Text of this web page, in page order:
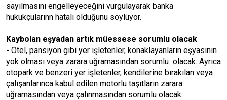
sayılmasını engelleyeceğini vurgulayarak banka
hukukçularınn hatalı olduğunu söylüyor.
Kaybolan eşyadan artık müessese sorumlu olacak
- Otel, pansiyon gibi yer işletenler, konaklayanların eşyasının
yok olması veya zarara uğramasından sorumlu olacak. Ayrıca
otopark ve benzeri yer işletenler, kendilerine bırakılan veya
çalışanlarınca kabul edilen motorlu taşıtların zarara
uğramasından veya çalınmasından sorumlu olacak.